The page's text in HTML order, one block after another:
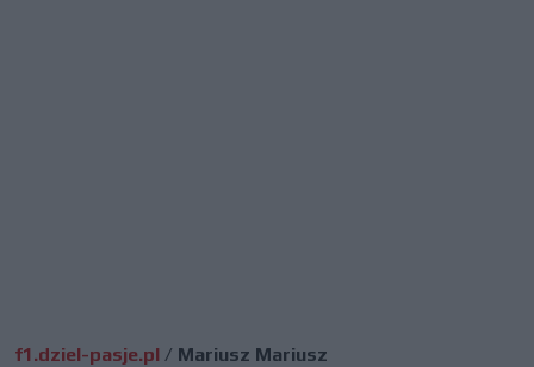
f1.dziel-pasje.pl / Mariusz Mariusz